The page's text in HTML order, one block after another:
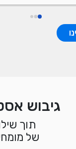
גיבוש
תוך
של